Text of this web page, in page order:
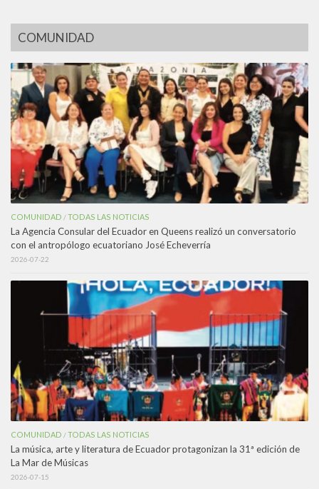
COMUNIDAD
COMUNIDAD /TODAS LAS NOTICIAS
La Agencia Consular del Ecuador en Queens realizó un conversatorio
con el antropólogo ecuatoriano José Echeverría
2026-07-22
COMUNIDAD /TODAS LAS NOTICIAS
La música, arte y literatura de Ecuador protagonizan la 31ª edición de
La Mar de Músicas
2026-07-15